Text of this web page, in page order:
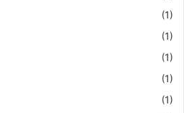
(1)
(1)
(1)
(1)
(1)